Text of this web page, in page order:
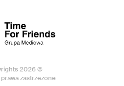
2026 ©
zastrzeżone